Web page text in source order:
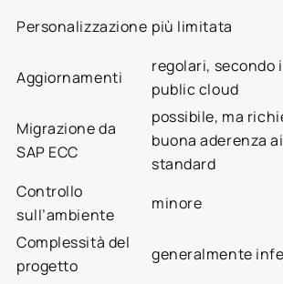
Personalizzazione più limitata
Aggiornamenti
regolari, secondo
public cloud
Migrazione da
SAP ECC
possibile, ma
buona aderenza
standard
Controllo
sull’ambiente
minore
Complessità del
progetto
generalmente